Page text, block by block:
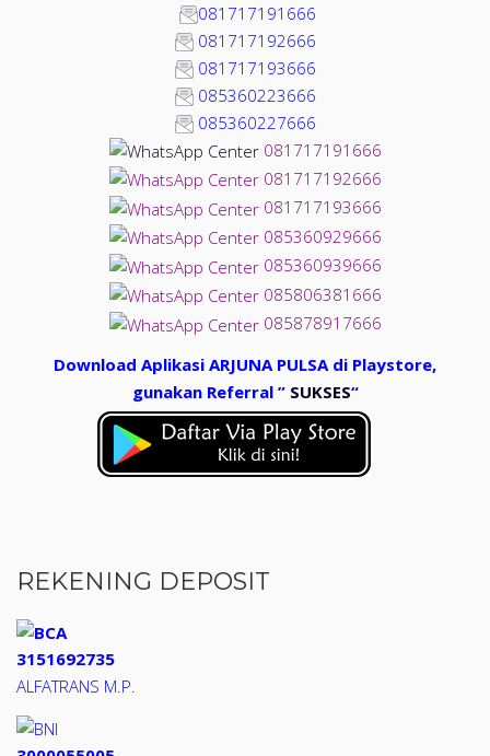
081717191666
081717192666
081717193666
085360223666
085360227666
081717191666
081717192666
081717193666
085360929666
085360939666
085806381666
085878917666
Download Aplikasi ARJUNA PULSA di Playstore,
gunakan Referral ” SUKSES“
REKENING DEPOSIT
3151692735
ALFATRANS M.P.